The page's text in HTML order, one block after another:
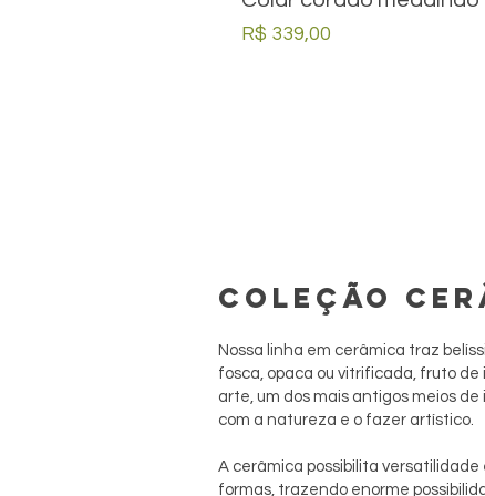
Preço
R$ 339,00
COLEÇÃO
Nossa linha em cerâmica traz
fosca, opaca ou vitrificada, fruto
arte, um dos mais antigos meios
com a natureza e o fazer artístico.
A cerâmica possibilita versatilidade
formas, trazendo enorme